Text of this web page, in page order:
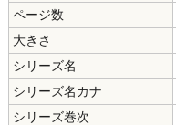
ページ数
大きさ
シリーズ名
シリーズ名カナ
シリーズ巻次